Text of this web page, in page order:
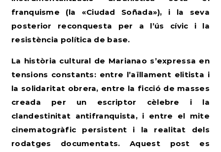
franquisme (la «Ciudad Soñada»), i la seva
posterior reconquesta per a l’ús cívic i la
resistència política de base.
La història cultural de Marianao s’expressa en
tensions constants: entre l’aïllament elitista i
la solidaritat obrera, entre la ficció de masses
creada per un escriptor cèlebre i la
clandestinitat antifranquista, i entre el mite
cinematogràfic persistent i la realitat dels
rodatges documentats. Aquest post es